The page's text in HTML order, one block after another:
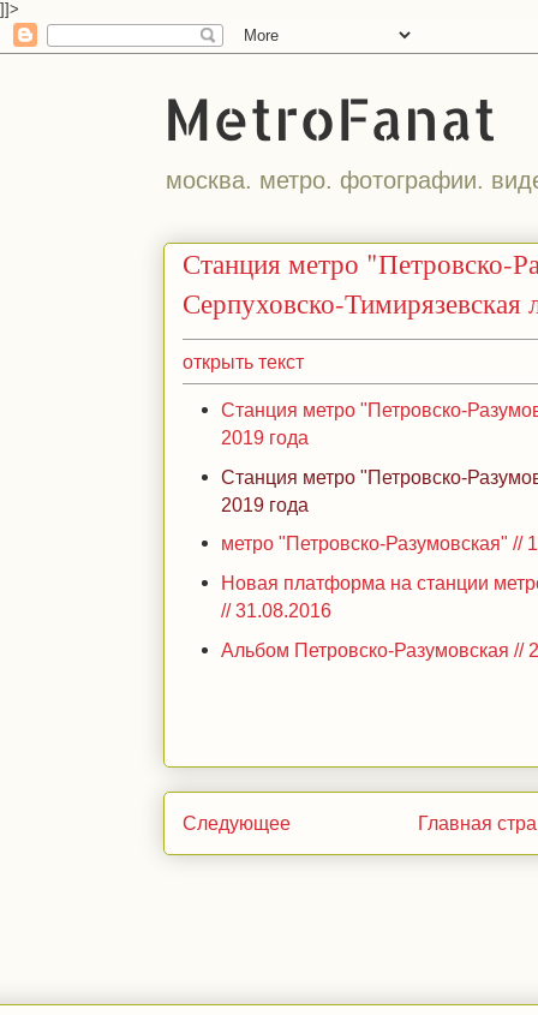
]]>
MetroFanat
москва. метро. фотографии.
Станция метро "Петровско-
Серпуховско-Тимирязевская
открыть текст
Станция метро "Петровско-
2019 года
Станция метро "Петровско-
2019 года
метро "Петровско-Разумовская" //
Новая платформа на станции
// 31.08.2016
Альбом Петровско-Разумовская //
Следующее Главная